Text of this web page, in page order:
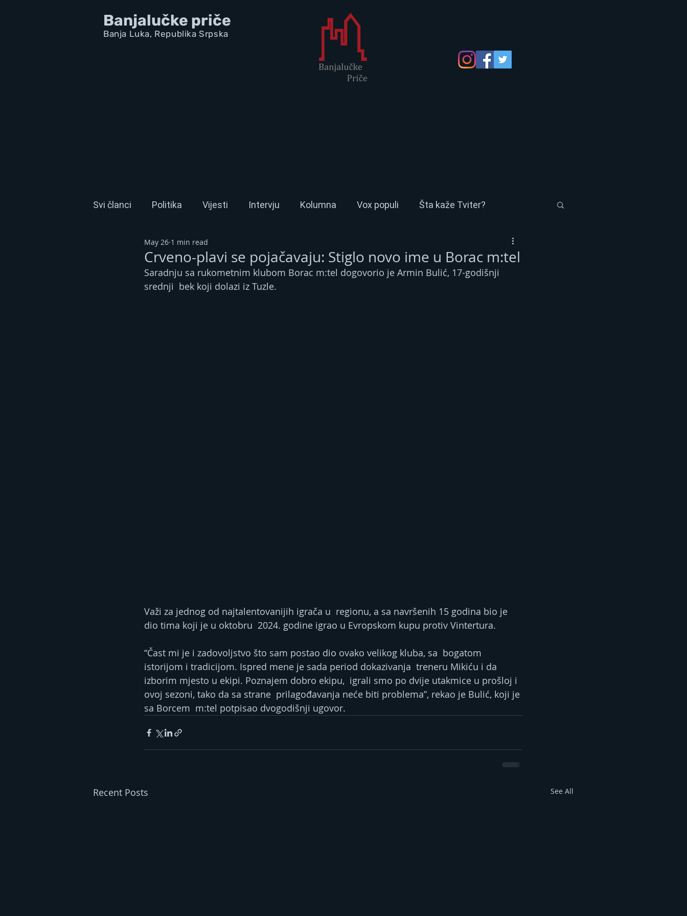
Banjalučke priče
Banja Luka, Republika Srpska
Svi članci Politika Vijesti Intervju Kolumna Vox populi Šta kaže Tviter?
Crveno-plavi se pojačavaju: Stiglo novo ime u Borac m:tel
May 26 1 min read
Saradnju sa rukometnim klubom Borac m:tel dogovorio je Armin Bulić, 17-godišnji
srednji  bek koji dolazi iz Tuzle.
Važi za jednog od najtalentovanijih igrača u  regionu, a sa navršenih 15 godina bio je
dio tima koji je u oktobru  2024. godine igrao u Evropskom kupu protiv Vintertura.
“Čast mi je i zadovoljstvo što sam postao dio ovako velikog kluba, sa  bogatom
istorijom i tradicijom. Ispred mene je sada period dokazivanja  treneru Mikiću i da
izborim mjesto u ekipi. Poznajem dobro ekipu,  igrali smo po dvije utakmice u prošloj i
ovoj sezoni, tako da sa strane  prilagođavanja neće biti problema”, rekao je Bulić, koji je
sa Borcem  m:tel potpisao dvogodišnji ugovor.
Recent Posts See All